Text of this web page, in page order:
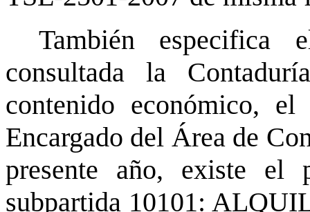
También especifica
consultada la
contenido económico,
Encargado del Área de
presente año, existe el
subpartida 10101: